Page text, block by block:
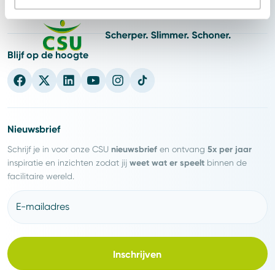
Blijf op de hoogte
Nieuwsbrief
Schrijf je in voor onze CSU nieuwsbrief en ontvang 5x per jaar
inspiratie en inzichten zodat jij weet wat er speelt binnen de
facilitaire wereld.
E-mailadres
Inschrijven